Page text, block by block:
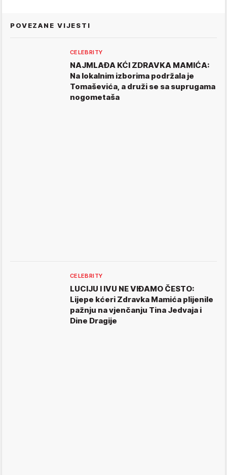
POVEZANE VIJESTI
CELEBRITY
NAJMLAĐA KĆI ZDRAVKA MAMIĆA:
Na lokalnim izborima podržala je
Tomaševića, a druži se sa suprugama
nogometaša
CELEBRITY
LUCIJU I IVU NE VIĐAMO ČESTO:
Lijepe kćeri Zdravka Mamića plijenile
pažnju na vjenčanju Tina Jedvaja i
Dine Dragije